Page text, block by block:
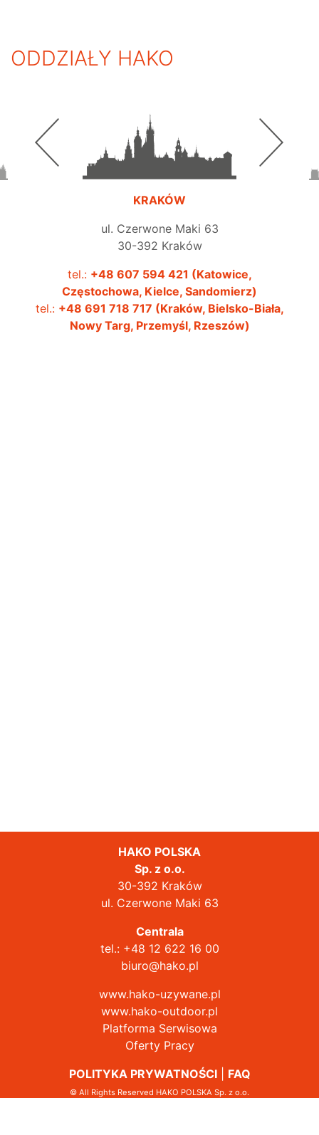
ODDZIAŁY HAKO
KRAKÓW
ul. Czerwone Maki 63
30-392 Kraków
tel.: +48 607 594 421 (Katowice,
Częstochowa, Kielce, Sandomierz)
tel.: +48 691 718 717 (Kraków, Bielsko-Biała,
Nowy Targ, Przemyśl, Rzeszów)
HAKO POLSKA
Sp. z o.o.
30-392 Kraków
ul. Czerwone Maki 63
Centrala
tel.: +48 12 622 16 00
biuro@hako.pl
www.hako-uzywane.pl
www.hako-outdoor.pl
Platforma Serwisowa
Oferty Pracy
POLITYKA PRYWATNOŚCI| FAQ
© All Rights Reserved HAKO POLSKA Sp. z o.o.